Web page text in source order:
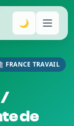
🌙
FRANCE TRAVAIL
/
de